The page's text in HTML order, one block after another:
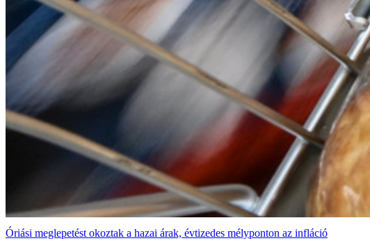
Óriási meglepetést okoztak a hazai árak, évtizedes mélyponton az infláció